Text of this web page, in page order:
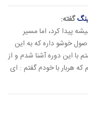
گفته:
پیدا کرد، اما مسیر
خوشو داره که به این
با این دوره آشنا شدم و از
که هربار با خودم گفتم : ای